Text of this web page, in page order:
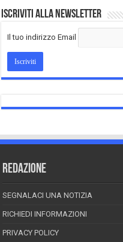
Iscriviti alla Newsletter
Il tuo indirizzo Email
REDAZIONE
SEGNALACI UNA NOTIZIA
RICHIEDI INFORMAZIONI
PRIVACY POLICY